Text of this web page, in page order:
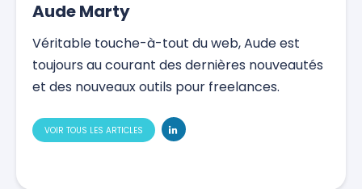
Aude Marty
Véritable touche-à-tout du web, Aude est
toujours au courant des dernières nouveautés
et des nouveaux outils pour freelances.
VOIR TOUS LES ARTICLES